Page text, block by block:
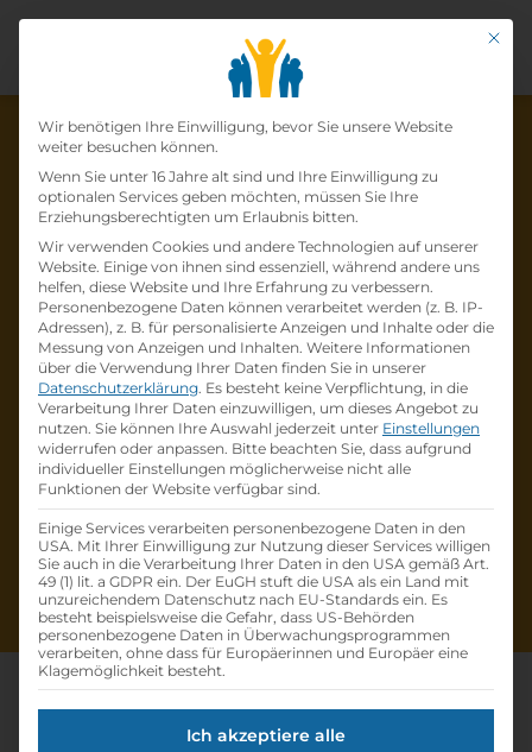
Die Lehrstelle wurde schon
besetzt!
Die LehrstelleLehre zum:zur
Einzelhandelskaufmann:Einzelhandelskauffr
au Schwerpunkt Feinkostfachverkaufbei
BILLA AGist schonbesetzt.
Firmenprofil besuchen
Andere Lehrstelle suchen
Mit
Datenschutz-
Wir benötigen Ihre Einwilligung, bevor Sie unsere Website
weiter besuchen können.
Wenn Sie unter 16 Jahre alt sind und Ihre Einwilligung zu
optionalen Services geben möchten, müssen Sie Ihre
Erziehungsberechtigten um Erlaubnis bitten.
Wir verwenden Cookies und andere Technologien auf unserer
Website. Einige von ihnen sind essenziell, während andere uns
helfen, diese Website und Ihre Erfahrung zu verbessern.
Personenbezogene Daten können verarbeitet werden (z. B. IP-
Adressen), z. B. für personalisierte Anzeigen und Inhalte oder die
Messung von Anzeigen und Inhalten. Weitere Informationen
über die Verwendung Ihrer Daten finden Sie in unserer
Datenschutzerklärung. Es besteht keine Verpflichtung, in die
Verarbeitung Ihrer Daten einzuwilligen, um dieses Angebot zu
nutzen. Sie können Ihre Auswahl jederzeit unter Einstellungen
widerrufen oder anpassen. Bitte beachten Sie, dass aufgrund
individueller Einstellungen möglicherweise nicht alle
Funktionen der Website verfügbar sind.
Einige Services verarbeiten personenbezogene Daten in den
USA. Mit Ihrer Einwilligung zur Nutzung dieser Services willigen
Sie auch in die Verarbeitung Ihrer Daten in den USA gemäß Art.
49 (1) lit. a GDPR ein. Der EuGH stuft die USA als ein Land mit
unzureichendem Datenschutz nach EU-Standards ein. Es
besteht beispielsweise die Gefahr, dass US-Behörden
personenbezogene Daten in Überwachungsprogrammen
verarbeiten, ohne dass für Europäerinnen und Europäer eine
Klagemöglichkeit besteht.
Ich akzeptiere alle